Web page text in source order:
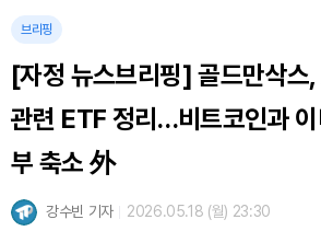
브리핑
[자정 뉴스브리핑] 골드만삭스
관련 ETF 정리…비트코인과
부 축소 外
강수빈 기자 2026.05.18 (월) 23:30